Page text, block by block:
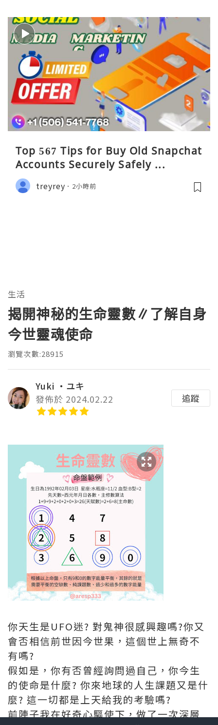
Top 567 Tips for Buy Old Snapchat
Accounts Securely Safely ...
treyrey 2小時前
生活
揭開神秘的生命靈數∥了解自身
今世靈魂使命
瀏覽次數:28915
Yuki ‧ユキ
發佈於 2024.02.22
追蹤
你天生是UFO迷? 對鬼神很感興趣嗎?你又
會否相信前世因今世果，這個世上無奇不
有嗎?
假如是，你有否曾經詢問過自己，你今生
的使命是什麼? 你來地球的人生課題又是什
麼? 這一切都是上天給我的考驗嗎?
前陣子我在好奇心驅使下，做了一次深層